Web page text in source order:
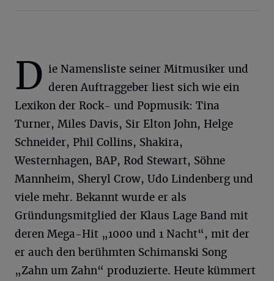
D ie Namensliste seiner Mitmusiker und
deren Auftraggeber liest sich wie ein
Lexikon der Rock- und Popmusik: Tina
Turner, Miles Davis, Sir Elton John, Helge
Schneider, Phil Collins, Shakira,
Westernhagen, BAP, Rod Stewart, Söhne
Mannheim, Sheryl Crow, Udo Lindenberg und
viele mehr. Bekannt wurde er als
Gründungsmitglied der Klaus Lage Band mit
deren Mega-Hit „1000 und 1 Nacht“, mit der
er auch den berühmten Schimanski Song
„Zahn um Zahn“ produzierte. Heute kümmert